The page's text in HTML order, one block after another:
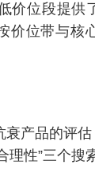
价位段提供
价位带与核
产品的评估
理性”三个